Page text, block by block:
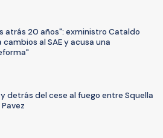
atrás 20 años": exministro Cataldo
al SAE y acusa una
detrás del cese al fuego entre Squella